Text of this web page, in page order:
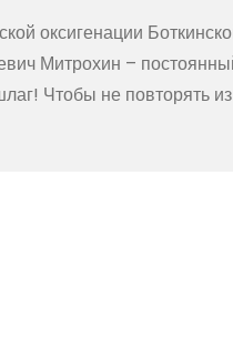
оксигенации
Митрохин –
Чтобы не повторять